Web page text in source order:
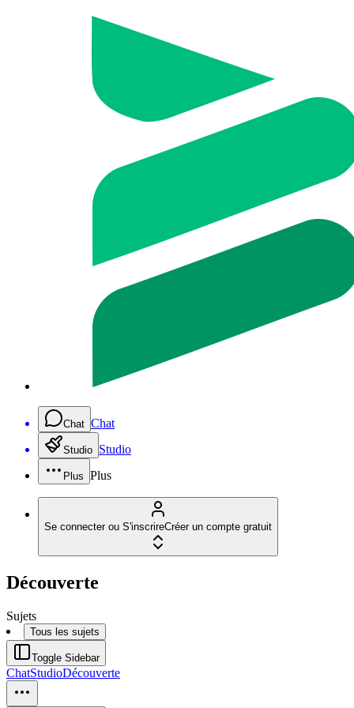
Chat Chat
Studio Studio
Plus Plus
Se connecter ou S'inscrireCréer un compte gratuit
Découverte
Sujets
Tous les sujets
Toggle Sidebar
ChatStudioDécouverte